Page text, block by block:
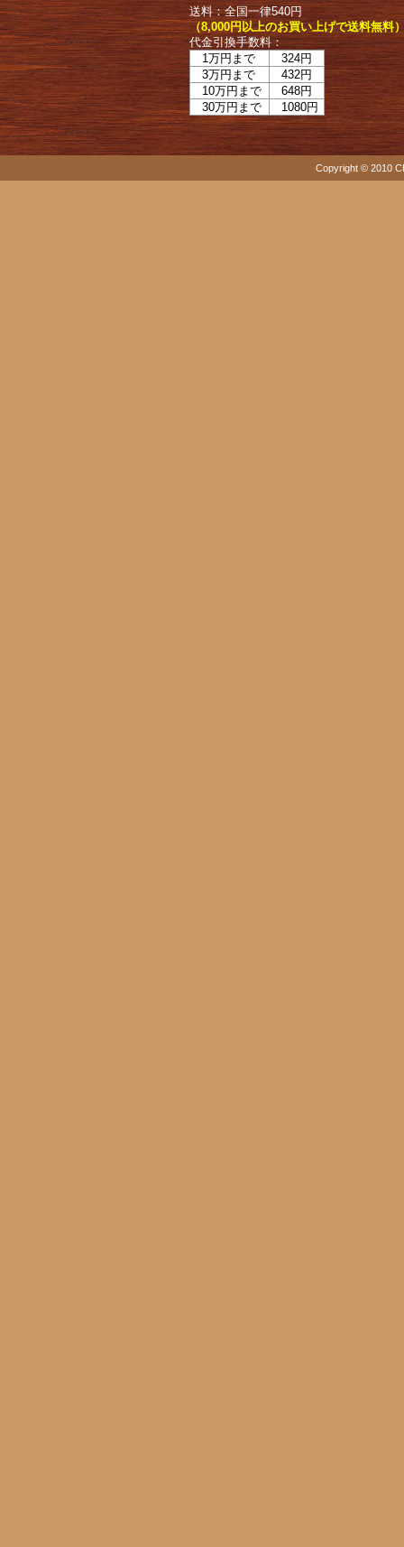
送料：全国一律540円
（8,000円以上のお買い上げで送料無料
代金引換手数料：
1万円まで
324円
3万円まで
432円
10万円まで
648円
30万円まで
1080円
Copyright © 2010